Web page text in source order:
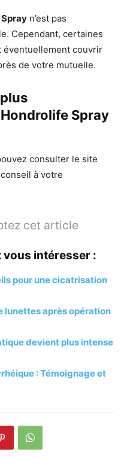
n’est pas
Cependant, certaines
éventuellement couvrir
de votre mutuelle.
Spray
consulter le site
à votre
cet article
intéresser :
pour une cicatrisation
lunettes après opération
devient plus intense
: Témoignage et